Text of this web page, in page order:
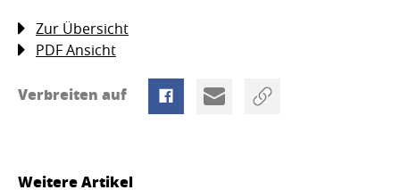
Zur Übersicht
PDF Ansicht
Verbreiten auf
Weitere Artikel